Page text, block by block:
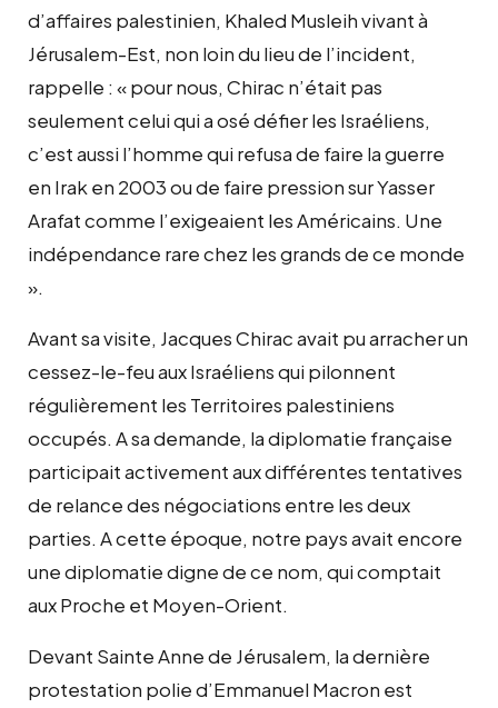
d’affaires palestinien, Khaled Musleih vivant à
Jérusalem-Est, non loin du lieu de l’incident,
rappelle : « pour nous, Chirac n’était pas
seulement celui qui a osé défier les Israéliens,
c’est aussi l’homme qui refusa de faire la guerre
en Irak en 2003 ou de faire pression sur Yasser
Arafat comme l’exigeaient les Américains. Une
indépendance rare chez les grands de ce monde
».
Avant sa visite, Jacques Chirac avait pu arracher un
cessez-le-feu aux Israéliens qui pilonnent
régulièrement les Territoires palestiniens
occupés. A sa demande, la diplomatie française
participait activement aux différentes tentatives
de relance des négociations entre les deux
parties. A cette époque, notre pays avait encore
une diplomatie digne de ce nom, qui comptait
aux Proche et Moyen-Orient.
Devant Sainte Anne de Jérusalem, la dernière
protestation polie d’Emmanuel Macron est